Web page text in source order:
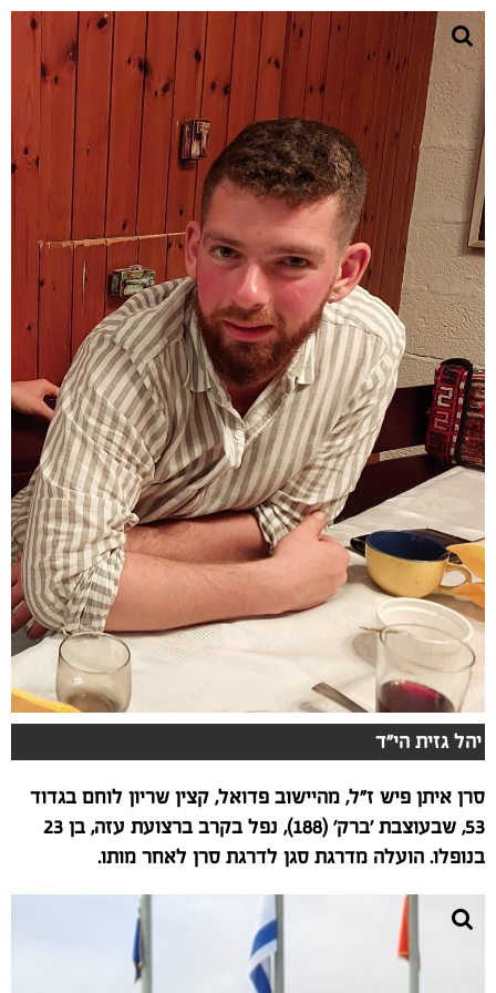
יהל גזית הי"ד
סרן איתן פיש ז"ל, מהיישוב פדואל, קצין שריון לוחם בגדוד
53, שבעוצבת 'ברק' (188), נפל בקרב ברצועת עזה, בן 23
בנופלו. הועלה מדרגת סגן לדרגת סרן לאחר מותו.